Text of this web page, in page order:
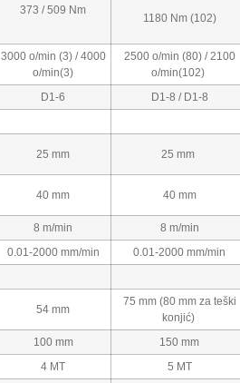
373 / 509 Nm
1180 Nm (102)
3000 o/min (3) / 4000
o/min(3)
2500 o/min (80) / 2100
o/min(102)
D1-6 D1-8 / D1-8
25 mm 25 mm
40 mm 40 mm
8 m/min 8 m/min
0.01-2000 mm/min 0.01-2000 mm/min
54 mm
75 mm (80 mm za teški
konjić)
100 mm 150 mm
4 MT 5 MT